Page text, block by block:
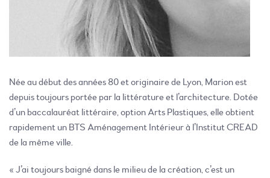
Née au début des années 80 et originaire de Lyon, Marion est
depuis toujours portée par la littérature et l’architecture. Dotée
d’un baccalauréat littéraire, option Arts Plastiques, elle obtient
rapidement un BTS Aménagement Intérieur à l’Institut CREAD
de la même ville.
« J’ai toujours baigné dans le milieu de la création, c’est un